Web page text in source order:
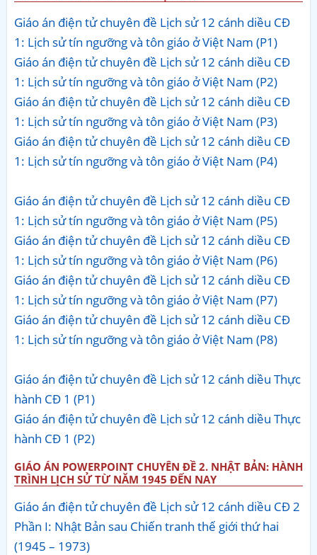
Giáo án điện tử chuyên đề Lịch sử 12 cánh diều CĐ
1: Lịch sử tín ngưỡng và tôn giáo ở Việt Nam (P1)
Giáo án điện tử chuyên đề Lịch sử 12 cánh diều CĐ
1: Lịch sử tín ngưỡng và tôn giáo ở Việt Nam (P2)
Giáo án điện tử chuyên đề Lịch sử 12 cánh diều CĐ
1: Lịch sử tín ngưỡng và tôn giáo ở Việt Nam (P3)
Giáo án điện tử chuyên đề Lịch sử 12 cánh diều CĐ
1: Lịch sử tín ngưỡng và tôn giáo ở Việt Nam (P4)
Giáo án điện tử chuyên đề Lịch sử 12 cánh diều CĐ
1: Lịch sử tín ngưỡng và tôn giáo ở Việt Nam (P5)
Giáo án điện tử chuyên đề Lịch sử 12 cánh diều CĐ
1: Lịch sử tín ngưỡng và tôn giáo ở Việt Nam (P6)
Giáo án điện tử chuyên đề Lịch sử 12 cánh diều CĐ
1: Lịch sử tín ngưỡng và tôn giáo ở Việt Nam (P7)
Giáo án điện tử chuyên đề Lịch sử 12 cánh diều CĐ
1: Lịch sử tín ngưỡng và tôn giáo ở Việt Nam (P8)
Giáo án điện tử chuyên đề Lịch sử 12 cánh diều Thực
hành CĐ 1 (P1)
Giáo án điện tử chuyên đề Lịch sử 12 cánh diều Thực
hành CĐ 1 (P2)
GIÁO ÁN POWERPOINT CHUYÊN ĐỀ 2. NHẬT BẢN: HÀNH
TRÌNH LỊCH SỬ TỪ NĂM 1945 ĐẾN NAY
Giáo án điện tử chuyên đề Lịch sử 12 cánh diều CĐ 2
Phần I: Nhật Bản sau Chiến tranh thế giới thứ hai
(1945 – 1973)